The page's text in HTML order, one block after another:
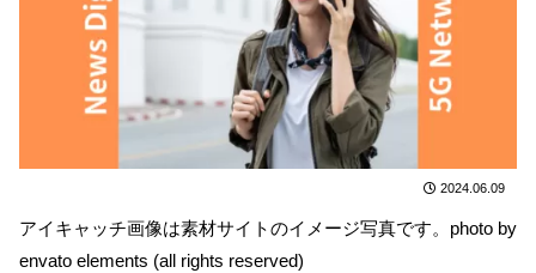
2024.06.09
アイキャッチ画像は素材サイトのイメージ写真です。photo by
envato elements (all rights reserved)